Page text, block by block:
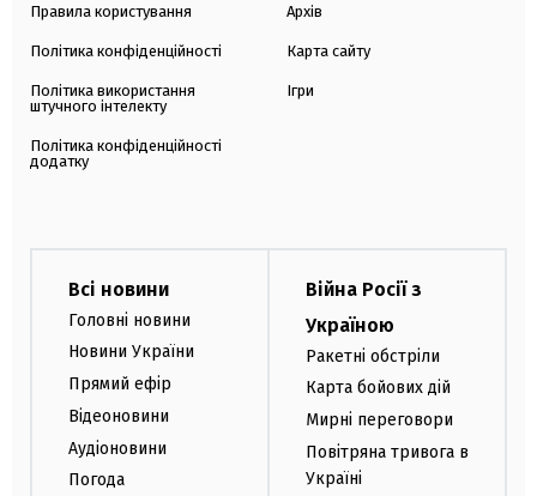
Правила користування
Політика конфіденційності
Політика використання
штучного інтелекту
Політика конфіденційності
додатку
Архів
Карта сайту
Ігри
Всі новини
Головні новини
Новини України
Прямий ефір
Відеоновини
Аудіоновини
Погода
Війна Росії з
Україною
Ракетні обстріли
Карта бойових дій
Мирні переговори
Повітряна тривога в
Україні